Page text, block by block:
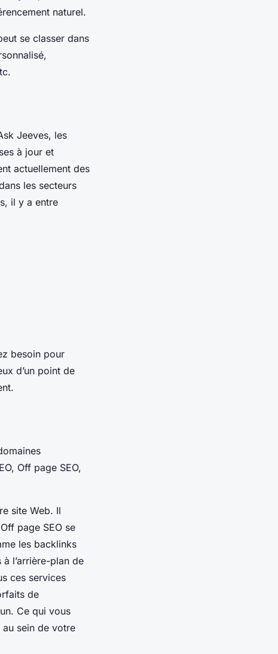
naturel.
se classer dans
Jeeves, les
à jour et
actuellement des
les secteurs
il y a entre
besoin pour
d’un point de
Off page SEO,
site Web. Il
page SEO se
les backlinks
l’arrière-plan de
ces services
de
Ce qui vous
sein de votre